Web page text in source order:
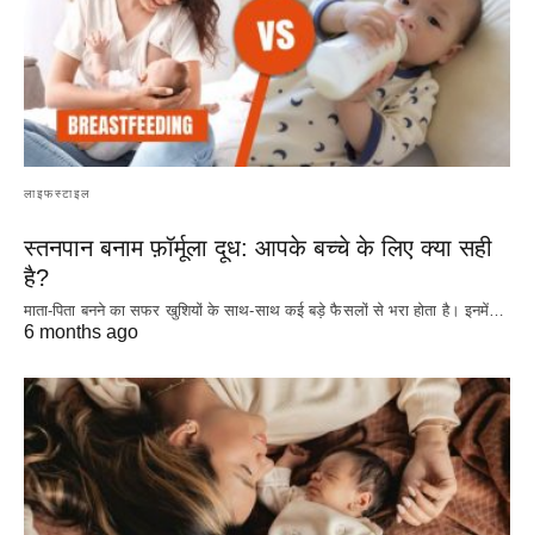
लाइफस्टाइल
स्तनपान बनाम फ़ॉर्मूला दूध: आपके बच्चे के लिए क्या सही
है?
माता-पिता बनने का सफर खुशियों के साथ-साथ कई बड़े फैसलों से भरा होता है। इनमें…
6 months ago